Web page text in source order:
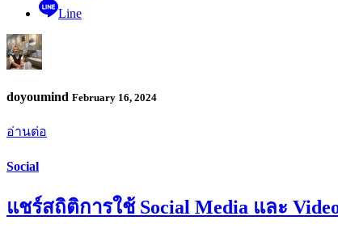
Line
doyoumind February 16, 2024
อ่านต่อ
Social
แชร์สถิติการใช้ Social Media และ